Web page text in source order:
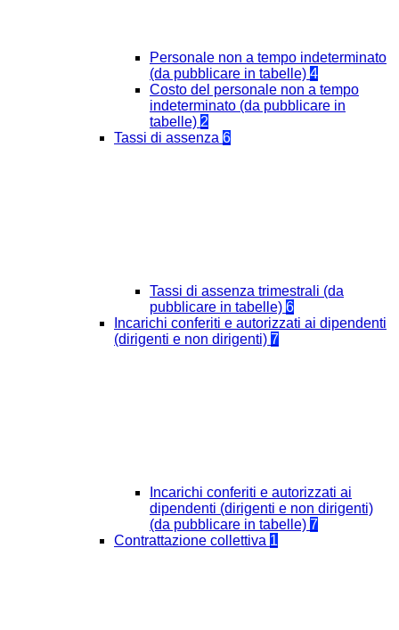
Personale non a tempo indeterminato
(da pubblicare in tabelle) 4
Costo del personale non a tempo
indeterminato (da pubblicare in
tabelle) 2
Tassi di assenza 6
Tassi di assenza trimestrali (da
pubblicare in tabelle) 6
Incarichi conferiti e autorizzati ai dipendenti
(dirigenti e non dirigenti) 7
Incarichi conferiti e autorizzati ai
dipendenti (dirigenti e non dirigenti)
(da pubblicare in tabelle) 7
Contrattazione collettiva 1